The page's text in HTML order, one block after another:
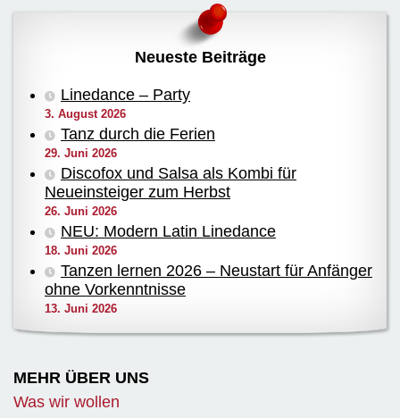
Neueste Beiträge
Linedance – Party
3. August 2026
Tanz durch die Ferien
29. Juni 2026
Discofox und Salsa als Kombi für
Neueinsteiger zum Herbst
26. Juni 2026
NEU: Modern Latin Linedance
18. Juni 2026
Tanzen lernen 2026 – Neustart für Anfänger
ohne Vorkenntnisse
13. Juni 2026
MEHR ÜBER UNS
Was wir wollen